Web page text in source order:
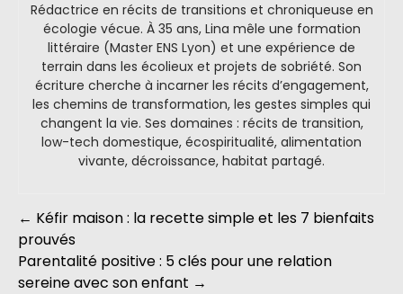
Rédactrice en récits de transitions et chroniqueuse en
écologie vécue. À 35 ans, Lina mêle une formation
littéraire (Master ENS Lyon) et une expérience de
terrain dans les écolieux et projets de sobriété. Son
écriture cherche à incarner les récits d’engagement,
les chemins de transformation, les gestes simples qui
changent la vie. Ses domaines : récits de transition,
low-tech domestique, écospiritualité, alimentation
vivante, décroissance, habitat partagé.
← Kéfir maison : la recette simple et les 7 bienfaits
prouvés
Parentalité positive : 5 clés pour une relation
sereine avec son enfant →